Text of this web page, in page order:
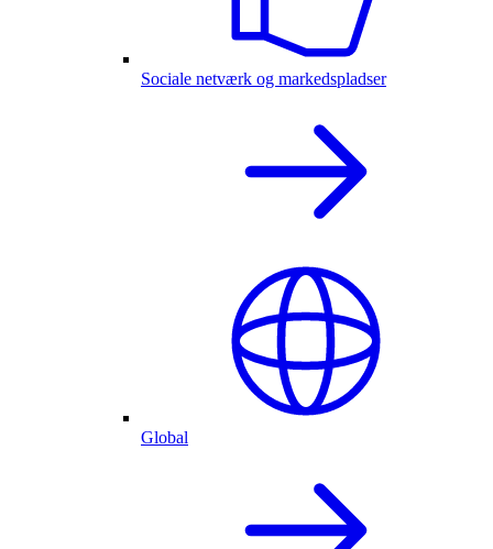
Sociale netværk og markedspladser
Global